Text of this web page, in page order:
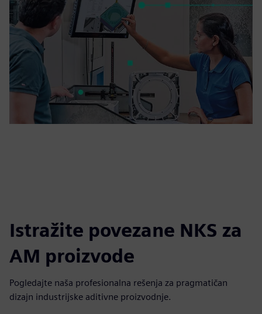
Istražite povezane NKS za
AM proizvode
Pogledajte naša profesionalna rešenja za pragmatičan
dizajn industrijske aditivne proizvodnje.